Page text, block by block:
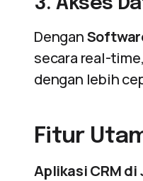
Dengan
secara real-
dengan lebih
Fitur
Aplikasi CRM